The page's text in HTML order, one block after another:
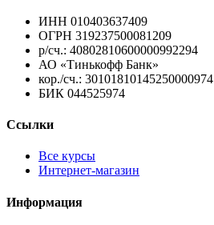
ИНН 010403637409
ОГРН 319237500081209
р/сч.: 40802810600000992294
АО «Тинькофф Банк»
кор./сч.: 30101810145250000974
БИК 044525974
Ссылки
Все курсы
Интернет-магазин
Информация